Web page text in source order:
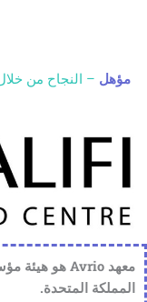
مؤهل – النجاح من
المملكة المتحدة.